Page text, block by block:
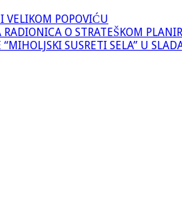
VELIKOM POPOVIĆU
O STRATEŠKOM
SUSRETI SELA” U